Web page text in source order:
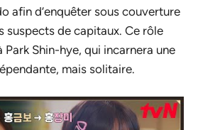
afin d’enquêter sous couverture
suspects de capitaux. Ce rôle
Shin-hye, qui incarnera une
mais solitaire.